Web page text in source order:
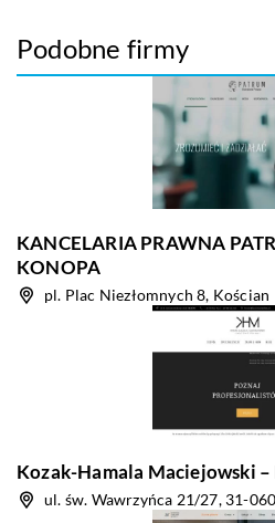
Podobne firmy
KANCELARIA PRAWNA
KONOPA
pl. Plac Niezłomnych 8, Kościan
Kozak-Hamala Maciejowski –
ul. św. Wawrzyńca 21/27, 31-